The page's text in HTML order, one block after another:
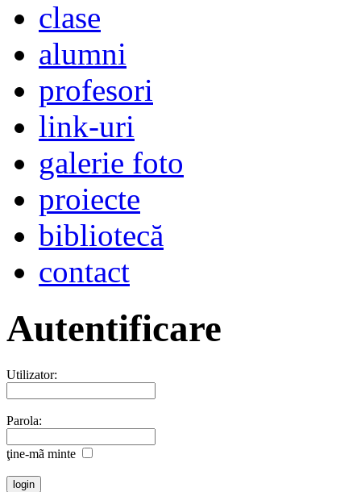
clase
alumni
profesori
link-uri
galerie foto
proiecte
bibliotecă
contact
Autentificare
Utilizator:
Parola:
ţine-mã minte